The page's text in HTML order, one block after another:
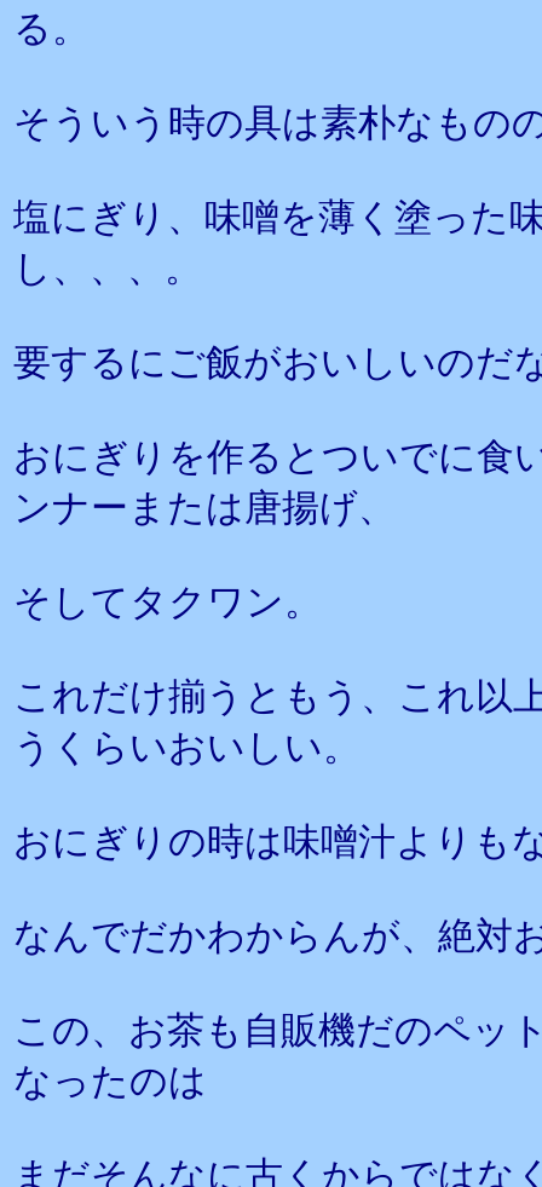
る。
そういう時の具は素朴なもの
塩にぎり、味噌を薄く塗った
し、、、。
要するにご飯がおいしいのだ
おにぎりを作るとついでに食
ンナーまたは唐揚げ、
そしてタクワン。
これだけ揃うともう、これ以
うくらいおいしい。
おにぎりの時は味噌汁よりも
なんでだかわからんが、絶対
この、お茶も自販機だのペッ
なったのは
まだそんなに古くからではな